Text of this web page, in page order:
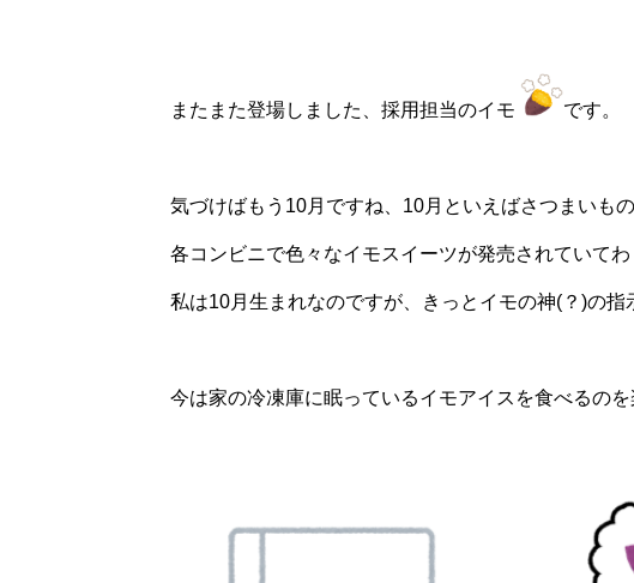
またまた登場しました、採用担当のイモ です。
気づけばもう10月ですね、10月といえばさつまいもの
各コンビニで色々なイモスイーツが発売されていてわ
私は10月生まれなのですが、きっとイモの神(？)の
今は家の冷凍庫に眠っているイモアイスを食べるのを